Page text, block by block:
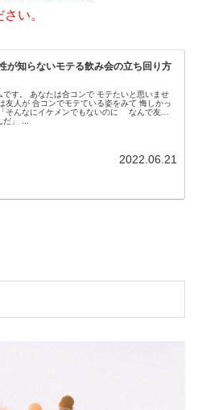
い。
が知らないモテる飲み会の立ち回り方
モテたいと思いませ
2022.06.21